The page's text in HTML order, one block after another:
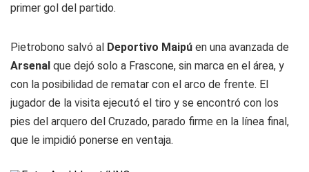
primer gol del partido.
Pietrobono salvó al Deportivo Maipú en una avanzada de
Arsenal que dejó solo a Frascone, sin marca en el área, y
con la posibilidad de rematar con el arco de frente. El
jugador de la visita ejecutó el tiro y se encontró con los
pies del arquero del Cruzado, parado firme en la línea final,
que le impidió ponerse en ventaja.